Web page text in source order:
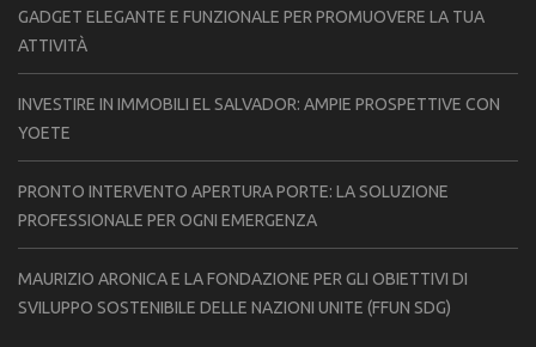
GADGET ELEGANTE E FUNZIONALE PER PROMUOVERE LA TUA
ATTIVITÀ
INVESTIRE IN IMMOBILI EL SALVADOR: AMPIE PROSPETTIVE CON
YOETE
PRONTO INTERVENTO APERTURA PORTE: LA SOLUZIONE
PROFESSIONALE PER OGNI EMERGENZA
MAURIZIO ARONICA E LA FONDAZIONE PER GLI OBIETTIVI DI
SVILUPPO SOSTENIBILE DELLE NAZIONI UNITE (FFUN SDG)